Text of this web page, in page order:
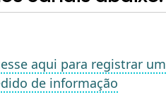
aqui para registrar um
de informação